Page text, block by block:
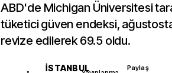
ABD'de Michigan Üniversitesi
tüketici güven endeksi,
revize edilerek 69.5 oldu.
İSTANBUL
Paylaş